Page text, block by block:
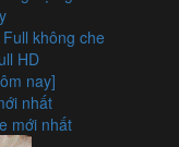
không che
HD
nay]
nhất
mới nhất